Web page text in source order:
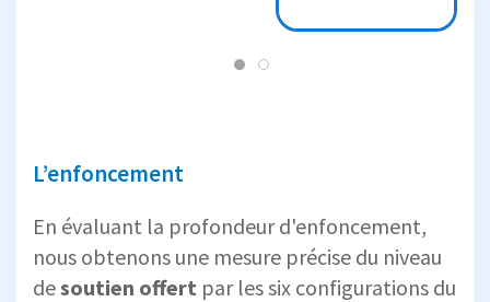
L’enfoncement
En évaluant la profondeur d'enfoncement,
nous obtenons une mesure précise du niveau
desoutien offert par les six configurations du